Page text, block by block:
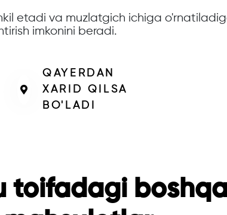
etadi va muzlatgich ichiga
imkonini beradi.
QAYERDAN
XARID QILSA
BO'LADI
toifadagi